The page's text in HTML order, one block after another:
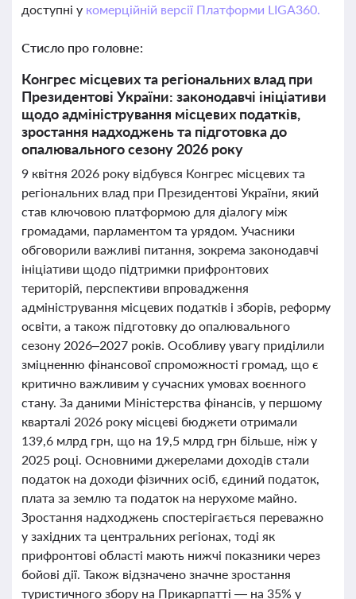
доступні у комерційній версії Платформи LIGA360.
Стисло про головне:
Конгрес місцевих та регіональних влад при
Президентові України: законодавчі ініціативи
щодо адміністрування місцевих податків,
зростання надходжень та підготовка до
опалювального сезону 2026 року
9 квітня 2026 року відбувся Конгрес місцевих та
регіональних влад при Президентові України, який
став ключовою платформою для діалогу між
громадами, парламентом та урядом. Учасники
обговорили важливі питання, зокрема законодавчі
ініціативи щодо підтримки прифронтових
територій, перспективи впровадження
адміністрування місцевих податків і зборів, реформу
освіти, а також підготовку до опалювального
сезону 2026–2027 років. Особливу увагу приділили
зміцненню фінансової спроможності громад, що є
критично важливим у сучасних умовах воєнного
стану. За даними Міністерства фінансів, у першому
кварталі 2026 року місцеві бюджети отримали
139,6 млрд грн, що на 19,5 млрд грн більше, ніж у
2025 році. Основними джерелами доходів стали
податок на доходи фізичних осіб, єдиний податок,
плата за землю та податок на нерухоме майно.
Зростання надходжень спостерігається переважно
у західних та центральних регіонах, тоді як
прифронтові області мають нижчі показники через
бойові дії. Також відзначено значне зростання
туристичного збору на Прикарпатті — на 35% у